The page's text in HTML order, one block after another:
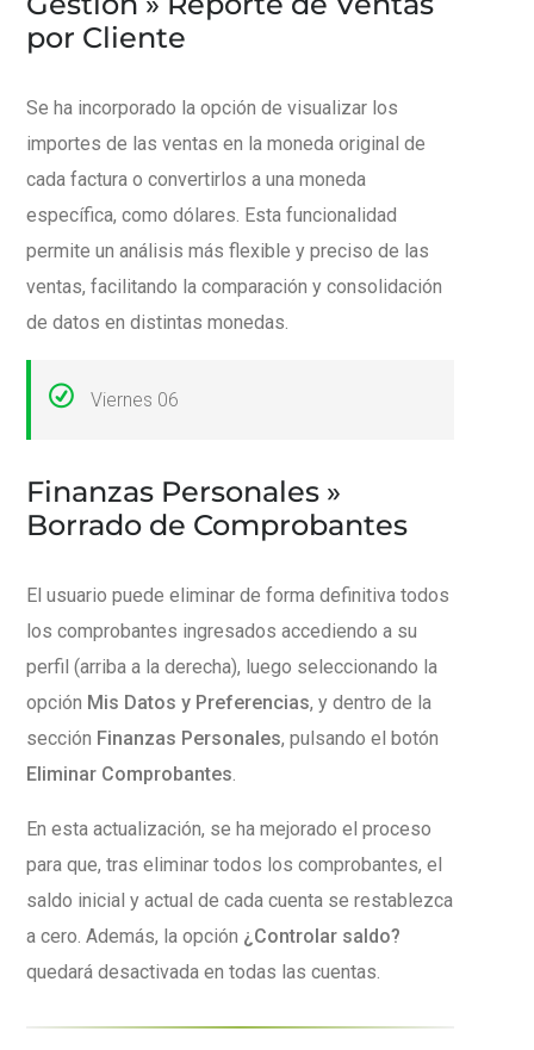
por Cliente
Se ha incorporado la opción de visualizar los
importes de las ventas en la moneda original de
cada factura o convertirlos a una moneda
específica, como dólares. Esta funcionalidad
permite un análisis más flexible y preciso de las
ventas, facilitando la comparación y consolidación
de datos en distintas monedas.
Viernes 06
Finanzas Personales »
Borrado de Comprobantes
El usuario puede eliminar de forma definitiva todos
los comprobantes ingresados accediendo a su
perfil (arriba a la derecha), luego seleccionando la
opción Mis Datos y Preferencias, y dentro de la
sección Finanzas Personales, pulsando el botón
Eliminar Comprobantes.
En esta actualización, se ha mejorado el proceso
para que, tras eliminar todos los comprobantes, el
saldo inicial y actual de cada cuenta se restablezca
a cero. Además, la opción ¿Controlar saldo?
quedará desactivada en todas las cuentas.